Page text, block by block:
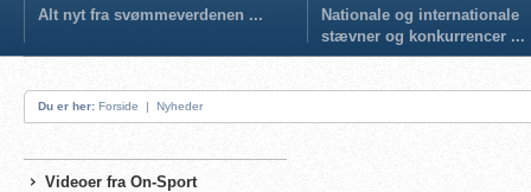
Alt nyt fra svømmeverdenen ...
Nationale og internationale
stævner og konkurrencer ...
Du er her: Forside | Nyheder
Videoer fra On-Sport